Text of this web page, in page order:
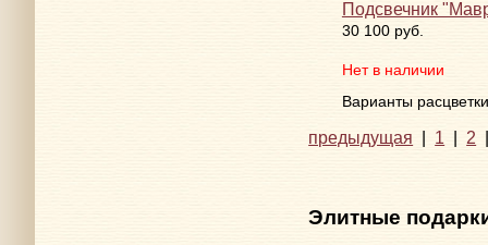
Подсвечник
30 100 руб.
Нет в наличии
Варианты расцветки
предыдущая | 1 | 2
Элитные